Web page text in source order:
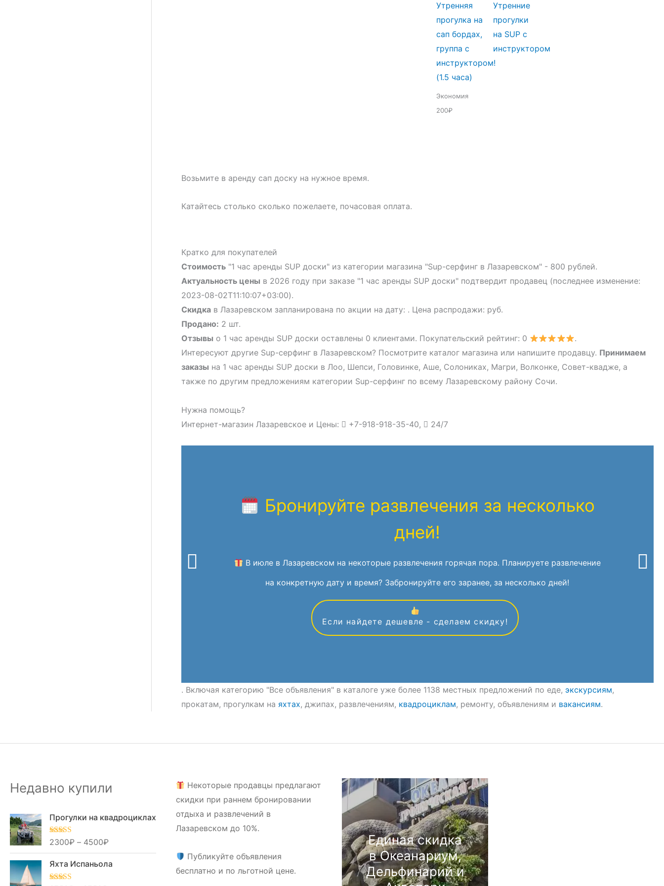
составляла
1700₽.
1500₽.
Утренняя
прогулка на
сап бордах,
группа с
инструктором!
(1.5 часа)
Экономия
200₽
Утренние
прогулки
на SUP с
инструктором
Возьмите в аренду сап доску на нужное время.
Катайтесь столько сколько пожелаете, почасовая оплата.
Кратко для покупателей
Стоимость"1 час аренды SUP доски" из категории магазина "Sup-серфинг в Лазаревском" - 800 рублей.
Актуальность цены в 2026 году при заказе "1 час аренды SUP доски" подтвердит продавец (последнее изменение:
2023-08-02T11:10:07+03:00).
Скидкав Лазаревском запланирована по акции на дату: . Цена распродажи: руб.
Продано: 2 шт.
Отзывы о 1 час аренды SUP доски оставлены 0 клиентами. Покупательский рейтинг: 0
.
Интересуют другие Sup-серфинг в Лазаревском? Посмотрите каталог магазина или напишите продавцу. Принимаем
заказы на 1 час аренды SUP доски в Лоо, Шепси, Головинке, Аше, Солониках, Магри, Волконке, Совет-квадже, а
также по другим предложениям категории Sup-серфинг по всему Лазаревскому району Сочи.
Нужна помощь?
Интернет-магазин Лазаревское и Цены:
+7-918-918-35-40, 24/7
Бронируйте развлечения за несколько
дней!
В июле в Лазаревском на некоторые развлечения горячая пора. Планируете развлечение
на конкретную дату и время? Забронируйте его заранее, за несколько дней!
Если найдете дешевле - сделаем скидку!
. Включая категорию "Все объявления" в каталоге уже более 1138 местных предложений по еде, экскурсиям,
прокатам, прогулкам на яхтах, джипах, развлечениям, квадроциклам, ремонту, объявлениям и вакансиям.
Недавно купили
Прогулки на квадроциклах
Оценка 5.00
2300₽ – 4500₽
Яхта Испаньола
Некоторые продавцы предлагают
скидки при раннем бронировании
отдыха и развлечений в
Лазаревском до 10%.
Публикуйте объявления
бесплатно и по льготной цене.
Единая скидка
в Океанариум,
Дельфинарий и